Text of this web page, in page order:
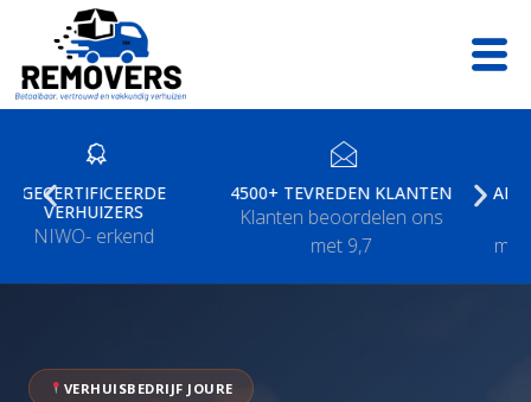
inhoud
erkend
4500+ TEVREDEN KLANTEN
Klanten beoordelen ons
ALL-IN
In &
monteren
VERHUISBEDRIJF JOURE